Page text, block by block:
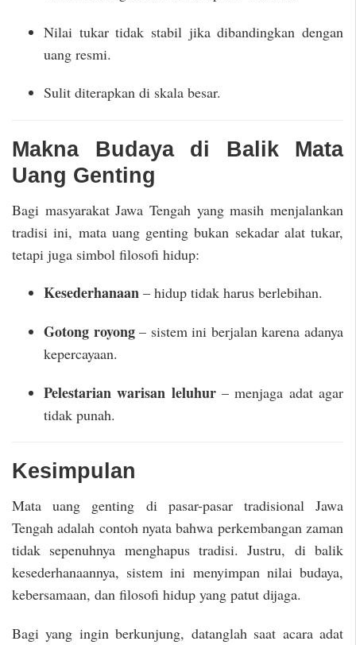
Nilai tukar tidak stabil jika dibandingkan dengan
uang resmi.
Sulit diterapkan di skala besar.
Makna Budaya di Balik Mata
Uang Genting
Bagi masyarakat Jawa Tengah yang masih menjalankan
tradisi ini, mata uang genting bukan sekadar alat tukar,
tetapi juga simbol filosofi hidup:
Kesederhanaan – hidup tidak harus berlebihan.
Gotong royong– sistem ini berjalan karena adanya
kepercayaan.
Pelestarian warisan leluhur– menjaga adat agar
tidak punah.
Kesimpulan
Mata uang genting di pasar-pasar tradisional Jawa
Tengah adalah contoh nyata bahwa perkembangan zaman
tidak sepenuhnya menghapus tradisi. Justru, di balik
kesederhanaannya, sistem ini menyimpan nilai budaya,
kebersamaan, dan filosofi hidup yang patut dijaga.
Bagi yang ingin berkunjung, datanglah saat acara adat